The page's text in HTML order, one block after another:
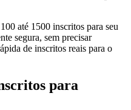
até 1500 inscritos para seu
segura, sem precisar
de inscritos reais para o
para